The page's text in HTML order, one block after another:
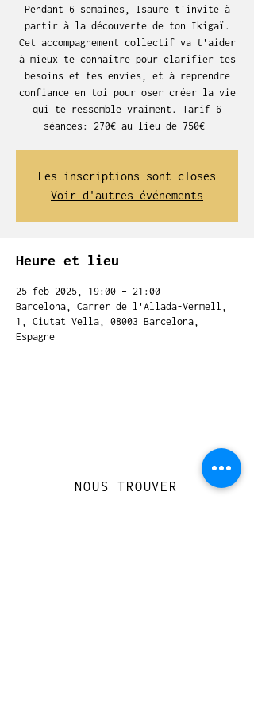
Pendant 6 semaines, Isaure t'invite à
partir à la découverte de ton Ikigaï.
Cet accompagnement collectif va t'aider
à mieux te connaître pour clarifier tes
besoins et tes envies, et à reprendre
confiance en toi pour oser créer la vie
qui te ressemble vraiment. Tarif 6
séances: 270€ au lieu de 750€
Les inscriptions sont closes
Voir d'autres événements
Heure et lieu
25 feb 2025, 19:00 – 21:00
Barcelona, Carrer de l'Allada-Vermell,
1, Ciutat Vella, 08003 Barcelona,
Espagne
NOUS TROUVER